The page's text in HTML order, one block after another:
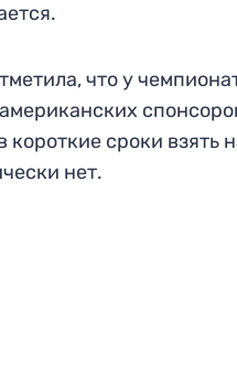
что у
короткие сроки взять
нет.